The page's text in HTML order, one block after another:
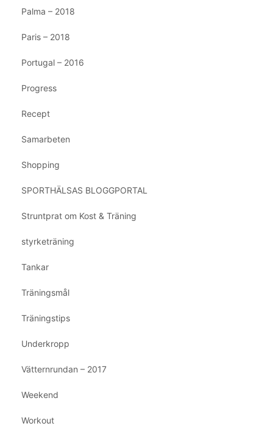
Palma – 2018
Paris – 2018
Portugal – 2016
Progress
Recept
Samarbeten
Shopping
SPORTHÄLSAS BLOGGPORTAL
Struntprat om Kost & Träning
styrketräning
Tankar
Träningsmål
Träningstips
Underkropp
Vätternrundan – 2017
Weekend
Workout